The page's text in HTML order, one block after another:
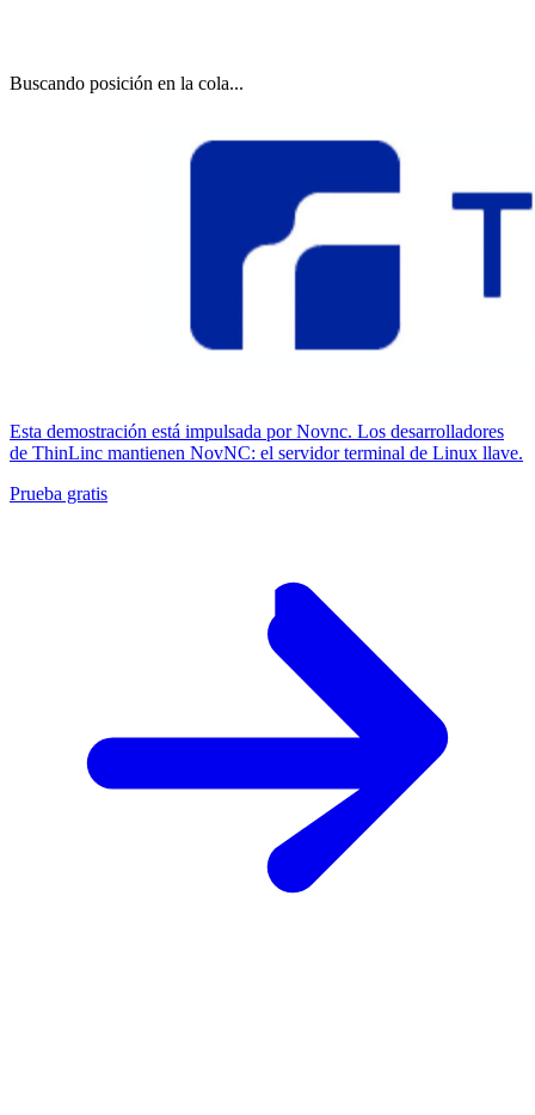
Buscando posición en la cola...
Esta demostración está impulsada por Novnc. Los desarrolladores
de ThinLinc mantienen NovNC: el servidor terminal de Linux llave.
Prueba gratis